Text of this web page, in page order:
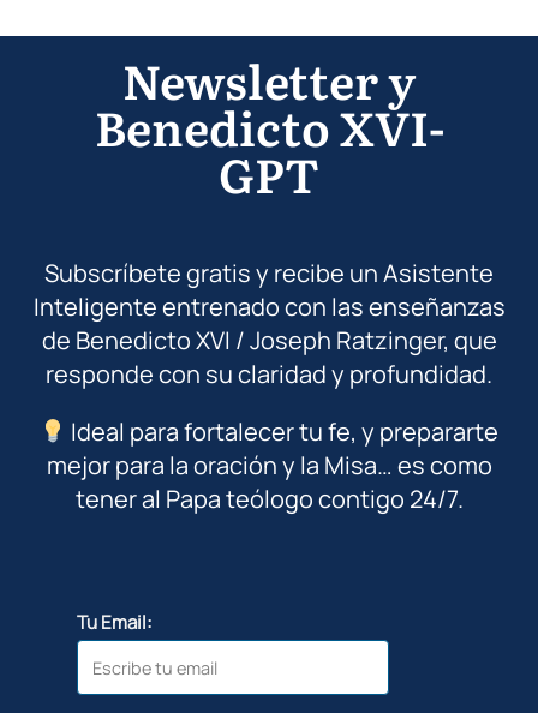
Newsletter y
Benedicto XVI-
GPT
Subscríbete gratis y recibe un Asistente
Inteligente entrenado con las enseñanzas
de Benedicto XVI / Joseph Ratzinger, que
responde con su claridad y profundidad.
Ideal para fortalecer tu fe, y prepararte
mejor para la oración y la Misa… es como
tener al Papa teólogo contigo 24/7.
Tu Email: